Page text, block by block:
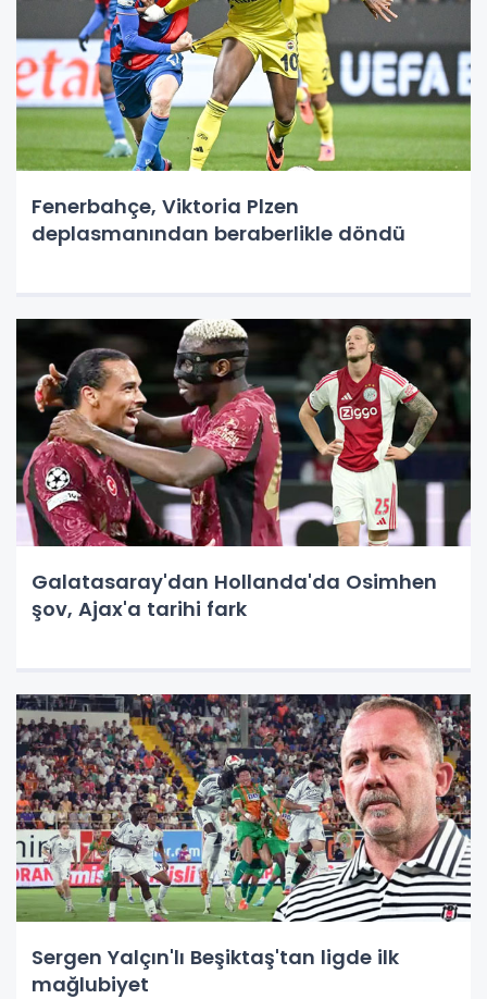
Fenerbahçe, Viktoria Plzen
deplasmanından beraberlikle döndü
Galatasaray'dan Hollanda'da Osimhen
şov, Ajax'a tarihi fark
Sergen Yalçın'lı Beşiktaş'tan ligde ilk
mağlubiyet